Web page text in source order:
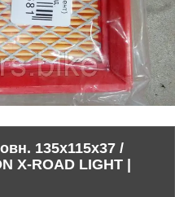
135x115x37 /
X-ROAD LIGHT |